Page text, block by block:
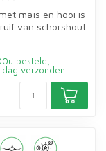
maïs en hooi is
van schorshout
besteld,
verzonden